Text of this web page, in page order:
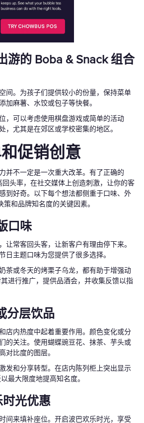
游的 Boba & Snack 组合
间。为孩子们提供较小的份量，保持菜单
加麻薯、水饺或包子等快餐。
，可以考虑使用棋盘游戏或简单的活动
，尤其是在郊区或学校密集的地区。
促销创意
并不一定是一次重大改革。有了正确的
头率，在社交媒体上创造刺激，让你的客
到好奇。以下每个想法都侧重于口味、外
和品牌知名度的关键因素。
口味
让常客回头客，让新客户有理由停下来。
日主题口味为您提供了很多选择。
茶或冬天的烤栗子乌龙，都有助于增强动
进行推广，提供品酒会，并收集反馈以指
分层饮品
店内热度中起着重要作用。颜色变化或分
的关注。使用蝴蝶豌豆花、抹茶、芋头或
对比度的图层。
发和分享转型。在店内陈列柜上突出显示
最大限度地提高知名度。
光优惠
间来填补座位。开启波巴欢乐时光，享受